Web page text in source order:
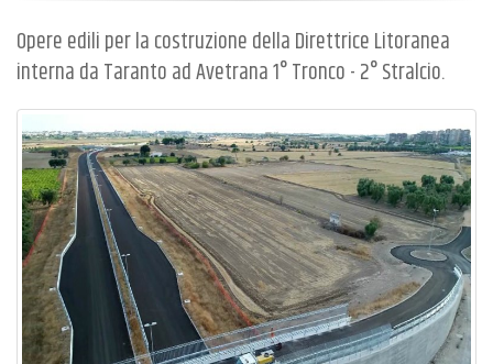
Opere edili per la costruzione della Direttrice Litoranea
interna da Taranto ad Avetrana 1° Tronco - 2° Stralcio.